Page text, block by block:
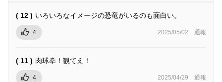
( 12 ) いろいろなイメージの恐竜がいるのも面白い。
4 2025/05/02 通報
( 11 ) 肉球拳！観てえ！
4 2025/04/29 通報